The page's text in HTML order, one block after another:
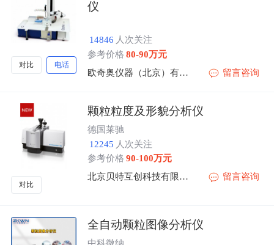
对比 电话
仪
14846 人次关注
参考价格 80-90万元
欧奇奥仪器（北京）有限公司
留言咨询
对比
颗粒粒度及形貌分析仪
德国莱驰
12245 人次关注
参考价格 90-100万元
北京贝特互创科技有限公司
留言咨询
全自动颗粒图像分析仪
中科微纳